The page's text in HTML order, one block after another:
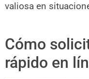
valiosa en
Cómo
rápido en